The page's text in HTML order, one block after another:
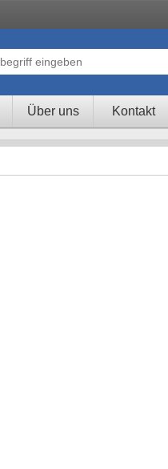
Über uns Kontakt